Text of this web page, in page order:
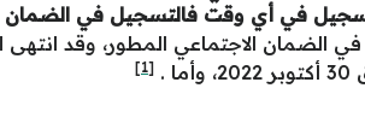
في أي وقت فالتسجيل في الضمان
الضمان الاجتماعي المطور، وقد
[1]